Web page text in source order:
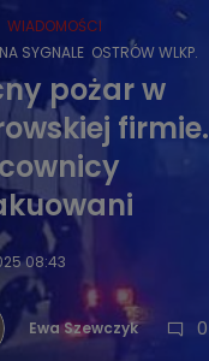
WIADOMOŚCI
NA SYGNALE OSTRÓW WLKP.
pożar w
firmie.
08:43
Ewa Szewczyk 0